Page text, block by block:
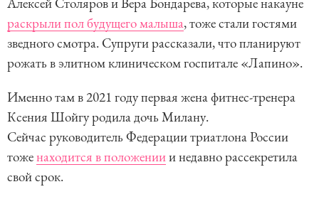
раскрыли пол будущего малыша, тоже стали гостями
зведного смотра. Супруги рассказали, что планируют
рожать в элитном клиническом госпитале «Лапино».
Именно там в 2021 году первая жена фитнес-тренера
Ксения Шойгу родила дочь Милану.
Сейчас руководитель Федерации триатлона России
тоженаходится в положениии недавно рассекретила
свой срок.